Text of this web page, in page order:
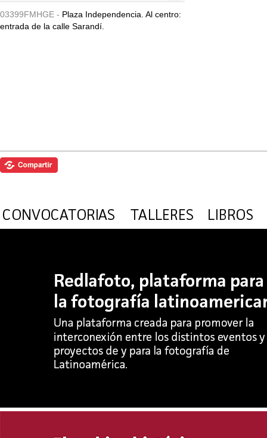
03399FMHGE - Plaza Independencia. Al centro:
entrada de la calle Sarandí.